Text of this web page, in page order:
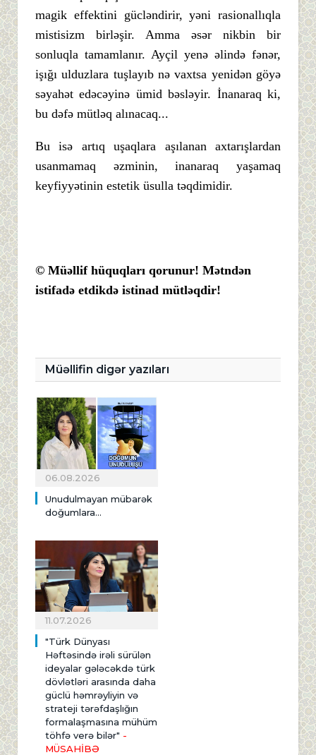
magik effektini gücləndirir, yəni rasionallıqla
mistisizm birləşir. Amma əsər nikbin bir
sonluqla tamamlanır. Ayçil yenə əlində fənər,
işığı ulduzlara tuşlayıb nə vaxtsa yenidən göyə
səyahət edəcəyinə ümid bəsləyir. İnanaraq ki,
bu dəfə mütləq alınacaq...
Bu isə artıq uşaqlara aşılanan axtarışlardan
usanmamaq əzminin, inanaraq yaşamaq
keyfiyyətinin estetik üsulla təqdimidir.
© Müəllif hüquqları qorunur! Mətndən
istifadə etdikdə istinad mütləqdir!
Müəllifin digər yazıları
06.08.2026
Unudulmayan mübarək
doğumlara...
11.07.2026
"Türk Dünyası
Həftəsində irəli sürülən
ideyalar gələcəkdə türk
dövlətləri arasında daha
güclü həmrəyliyin və
strateji tərəfdaşlığın
formalaşmasına mühüm
töhfə verə bilər" -
MÜSAHİBƏ